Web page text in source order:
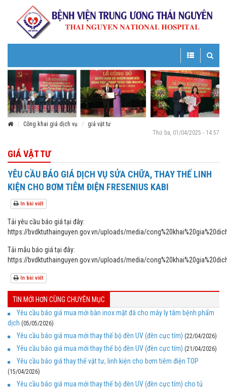
Toggle
Toggle
navigation
Công khai giá dịch vụ
giá vật tư
Thứ ba, 01/04/2025 - 14:57
GIÁ VẬT TƯ
YÊU CẦU BÁO GIÁ DỊCH VỤ SỬA CHỮA, THAY THẾ LINH
KIỆN CHO BƠM TIÊM ĐIỆN FRESENIUS KABI
In bài viết
Tải yêu cầu báo giá tại đây:
https://bvdktuthainguyen.gov.vn/uploads/media/
Tải mẫu báo giá tại đây:
https://bvdktuthainguyen.gov.vn/uploads/media/
In bài viết
TIN MỚI HƠN CÙNG CHUYÊN MỤC
Yêu cầu báo giá mua mới bàn inox mặt đá cho máy ly tâm bệnh phẩm
dịch (05/05/2026)
Yêu cầu báo giá mua mới thay thế bộ đèn UV (đèn cực tím) (22/04/2026)
Yêu cầu báo giá mua mới thay thế bộ đèn UV (đèn cực tím) (21/04/2026)
Yêu cầu báo giá thay thế vật tư, linh kiện cho bơm tiêm điện TOP
(15/04/2026)
Yêu cầu báo giá mua mới thay thế bộ đèn UV (đèn cực tím) cho tủ